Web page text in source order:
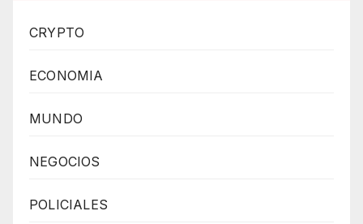
CRYPTO
ECONOMIA
MUNDO
NEGOCIOS
POLICIALES